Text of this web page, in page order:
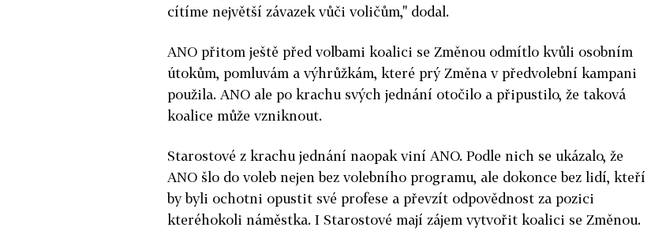
cítíme největší závazek vůči voličům," dodal.
ANO přitom ještě před volbami koalici se Změnou odmítlo kvůli osobním
útokům, pomluvám a výhrůžkám, které prý Změna v předvolební kampani
použila. ANO ale po krachu svých jednání otočilo a připustilo, že taková
koalice může vzniknout.
Starostové z krachu jednání naopak viní ANO. Podle nich se ukázalo, že
ANO šlo do voleb nejen bez volebního programu, ale dokonce bez lidí, kteří
by byli ochotni opustit své profese a převzít odpovědnost za pozici
kteréhokoli náměstka. I Starostové mají zájem vytvořit koalici se Změnou.